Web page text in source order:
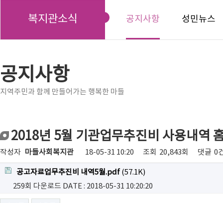
복지관소식 공지사항 성민뉴스
공지사항
지역주민과 함께 만들어가는 행복한 마들
2018년 5월 기관업무추진비 사용내역
작성자 마들사회복지관 18-05-31 10:20 조회 20,843회 댓글 0
공고자료업무추진비 내역5월.pdf (57.1K)
259회 다운로드 DATE : 2018-05-31 10:20:20